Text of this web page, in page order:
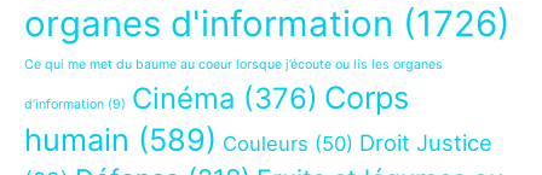
organes d'information (1726)
Ce qui me met du baume au coeur lorsque j’écoute ou lis les organes
d’information (9) Cinéma (376) Corps
humain (589) Couleurs (50) Droit Justice